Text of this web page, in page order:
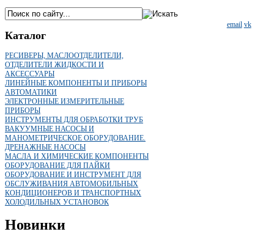
email vk
Каталог
РЕСИВЕРЫ, МАСЛООТДЕЛИТЕЛИ,
ОТДЕЛИТЕЛИ ЖИДКОСТИ И
АКСЕССУАРЫ
ЛИНЕЙНЫЕ КОМПОНЕНТЫ И ПРИБОРЫ
АВТОМАТИКИ
ЭЛЕКТРОННЫЕ ИЗМЕРИТЕЛЬНЫЕ
ПРИБОРЫ
ИНСТРУМЕНТЫ ДЛЯ ОБРАБОТКИ ТРУБ
ВАКУУМНЫЕ НАСОСЫ И
МАНОМЕТРИЧЕСКОЕ ОБОРУДОВАНИЕ.
ДРЕНАЖНЫЕ НАСОСЫ
МАСЛА И ХИМИЧЕСКИЕ КОМПОНЕНТЫ
ОБОРУДОВАНИЕ ДЛЯ ПАЙКИ
ОБОРУДОВАНИЕ И ИНСТРУМЕНТ ДЛЯ
ОБСЛУЖИВАНИЯ АВТОМОБИЛЬНЫХ
КОНДИЦИОНЕРОВ И ТРАНСПОРТНЫХ
ХОЛОДИЛЬНЫХ УСТАНОВОК
Новинки